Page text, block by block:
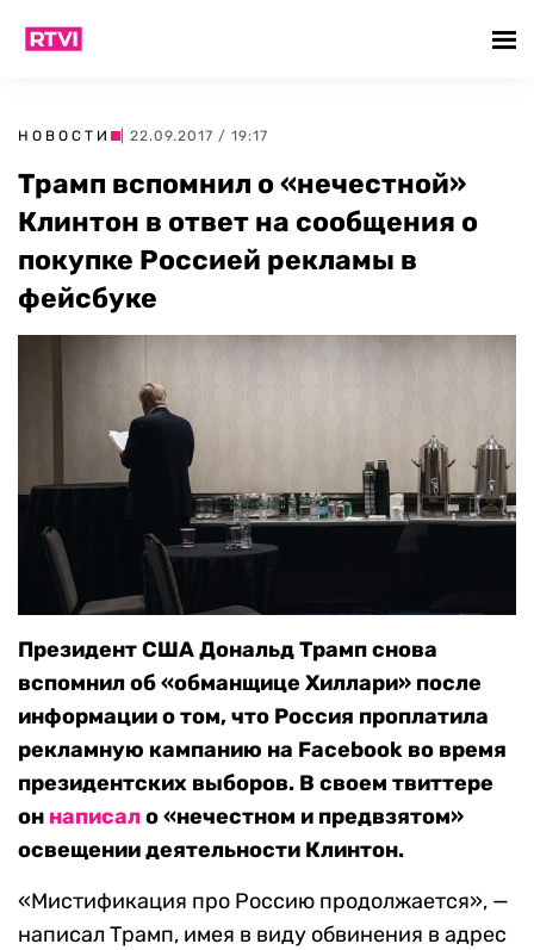
НОВОСТИ | 22.09.2017 / 19:17
Трамп вспомнил о «нечестной»
Клинтон в ответ на сообщения о
покупке Россией рекламы в
фейсбуке
Президент США Дональд Трамп снова
вспомнил об «обманщице Хиллари» после
информации о том, что Россия проплатила
рекламную кампанию на Facebook во время
президентских выборов. В своем твиттере
он написало «нечестном и предвзятом»
освещении деятельности Клинтон.
«Мистификация про Россию продолжается», —
написал Трамп, имея в виду обвинения в адрес